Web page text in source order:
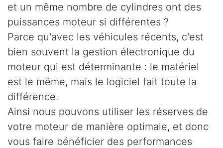
et un même nombre de cylindres ont des
puissances moteur si différentes ?
Parce qu'avec les véhicules récents, c'est
bien souvent la gestion électronique du
moteur qui est déterminante : le matériel
est le même, mais le logiciel fait toute la
différence.
Ainsi nous pouvons utiliser les réserves de
votre moteur de manière optimale, et donc
vous faire bénéficier des performances